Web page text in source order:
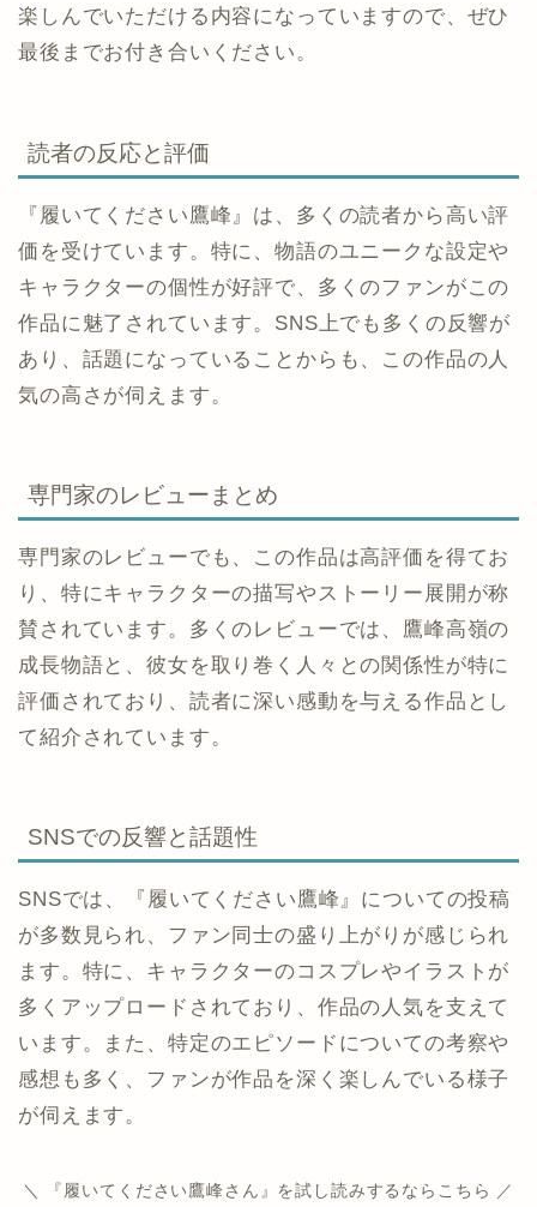
楽しんでいただける内容になっていますので、ぜひ
最後までお付き合いください。
読者の反応と評価
『履いてください鷹峰』は、多くの読者から高い評
価を受けています。特に、物語のユニークな設定や
キャラクターの個性が好評で、多くのファンがこの
作品に魅了されています。SNS上でも多くの反響が
あり、話題になっていることからも、この作品の人
気の高さが伺えます。
専門家のレビューまとめ
専門家のレビューでも、この作品は高評価を得てお
り、特にキャラクターの描写やストーリー展開が称
賛されています。多くのレビューでは、鷹峰高嶺の
成長物語と、彼女を取り巻く人々との関係性が特に
評価されており、読者に深い感動を与える作品とし
て紹介されています。
SNSでの反響と話題性
SNSでは、『履いてください鷹峰』についての投稿
が多数見られ、ファン同士の盛り上がりが感じられ
ます。特に、キャラクターのコスプレやイラストが
多くアップロードされており、作品の人気を支えて
います。また、特定のエピソードについての考察や
感想も多く、ファンが作品を深く楽しんでいる様子
が伺えます。
＼ 『履いてください鷹峰さん』を試し読みするならこちら ／